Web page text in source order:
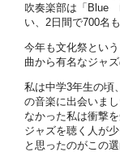
吹奏楽部は「Blue
い、2日間で700名
今年も文化祭とい
曲から有名なジャ
私は中学3年生の頃
の音楽に出会いま
なかった私は衝撃
ジャズを聴く人が
と思ったのがこの